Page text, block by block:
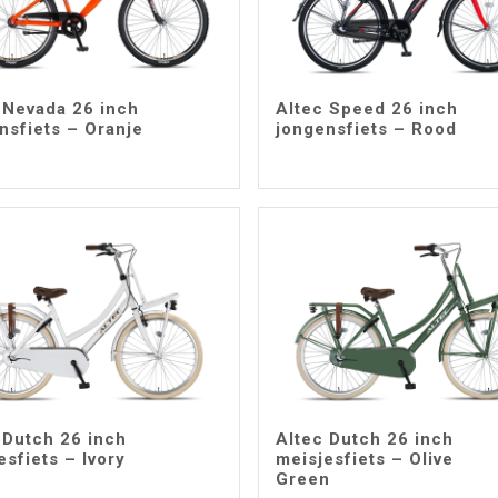
26 inch
– Oranje
Altec Speed 26 inch
jongensfiets – Rood
26 inch
– Ivory
Altec Dutch 26 inch
meisjesfiets – Olive
Green